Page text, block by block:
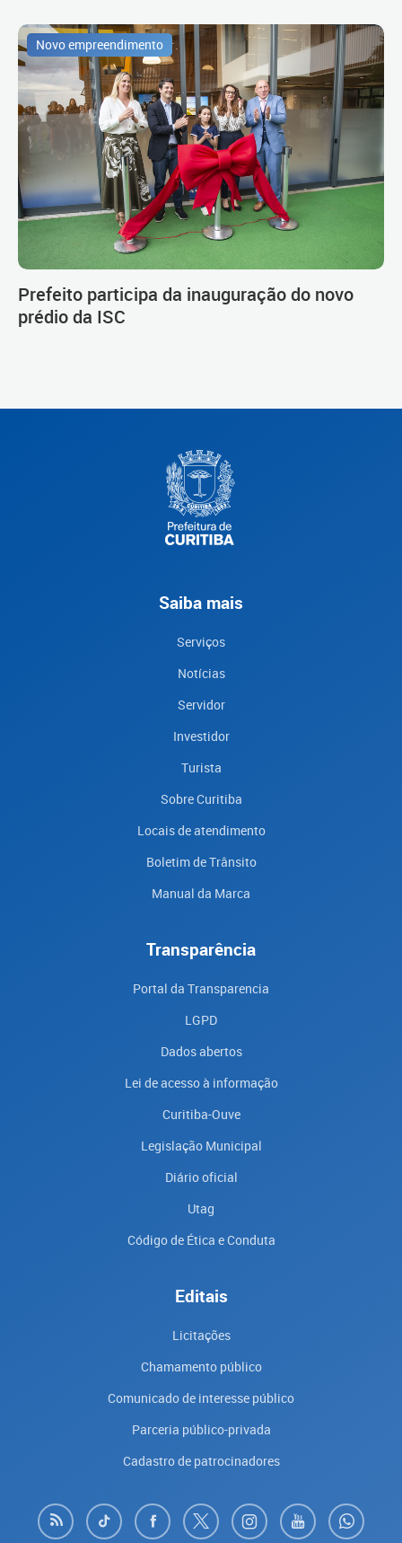
Novo empreendimento
Prefeito participa da inauguração do novo
prédio da ISC
Saiba mais
Serviços
Notícias
Servidor
Investidor
Turista
Sobre Curitiba
Locais de atendimento
Boletim de Trânsito
Manual da Marca
Transparência
Portal da Transparencia
LGPD
Dados abertos
Lei de acesso à informação
Curitiba-Ouve
Legislação Municipal
Diário oficial
Utag
Código de Ética e Conduta
Editais
Licitações
Chamamento público
Comunicado de interesse público
Parceria público-privada
Cadastro de patrocinadores